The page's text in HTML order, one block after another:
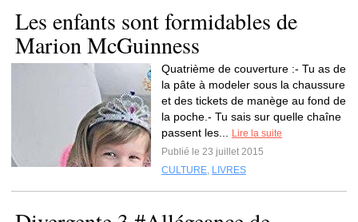
Les enfants sont formidables de
Marion McGuinness
Quatrième de couverture :- Tu as de
la pâte à modeler sous la chaussure
et des tickets de manège au fond de
la poche.- Tu sais sur quelle chaîne
passent les...
Lire la suite
Publié le 23 juillet 2015
CULTURE, LIVRES